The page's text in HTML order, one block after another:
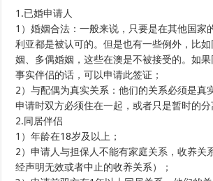
1.已婚申请人
1）婚姻合法：一般来说，只要是在其他国家
利亚都是被认可的。但是也有一些例外，比
姻、多偶婚姻，这些在澳是不被接受的。如
事实伴侣的话，可以申请此签证；
2）与配偶为真实关系：他们的关系必须是真
申请时双方必须住在一起，或者只是暂时的分
2.同居伴侣
1）年龄在18岁及以上；
2）申请人与担保人不能有家庭关系，收养关
经声明无效或者中止的收养关系）；